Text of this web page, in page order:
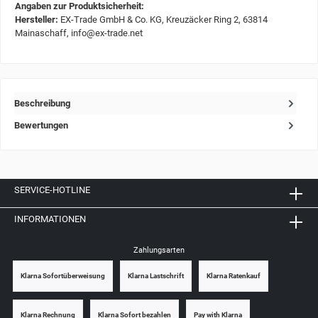
Angaben zur Produktsicherheit:
Hersteller: EX-Trade GmbH & Co. KG, Kreuzäcker Ring 2, 63814
Mainaschaff, info@ex-trade.net
Beschreibung
Bewertungen
SERVICE-HOTLINE
INFORMATIONEN
Zahlungsarten
Klarna Sofortüberweisung Klarna Lastschrift Klarna Ratenkauf
Klarna Rechnung Klarna Sofort bezahlen Pay with Klarna